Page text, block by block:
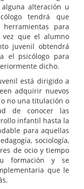
alteración u
tendrá que
para
vez que el alumno
juvenil obtendrá
el psicólogo para
dicho.
está dirigido a
adquirir nuevos
no una titulación o
de conocer las
infantil hasta la
para aquellas
sociología,
de ocio y tiempo
formación y se
que le